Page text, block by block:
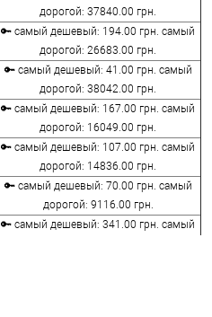
дорогой: 37840.00 грн.
🔑 самый дешевый: 194.00 грн. самый
дорогой: 26683.00 грн.
🔑 самый дешевый: 41.00 грн. самый
дорогой: 38042.00 грн.
🔑 самый дешевый: 167.00 грн. самый
дорогой: 16049.00 грн.
🔑 самый дешевый: 107.00 грн. самый
дорогой: 14836.00 грн.
🔑 самый дешевый: 70.00 грн. самый
дорогой: 9116.00 грн.
🔑 самый дешевый: 341.00 грн. самый